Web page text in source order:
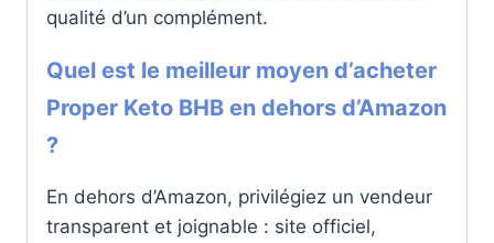
qualité d’un complément.
Quel est le meilleur moyen d’acheter
Proper Keto BHB en dehors d’Amazon
?
En dehors d’Amazon, privilégiez un vendeur
transparent et joignable : site officiel,